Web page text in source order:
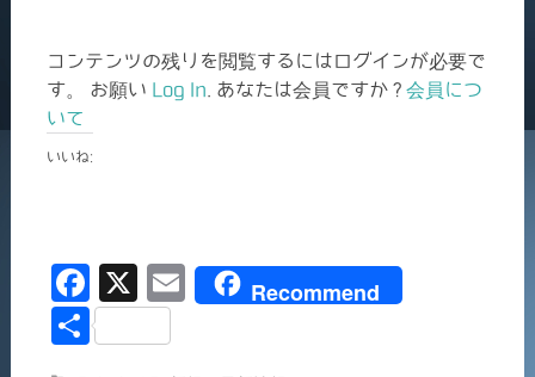
コンテンツの残りを閲覧するにはログインが必要で
す。 お願い Log In . あなたは会員ですか ? 会員につ
いて
いいね:
F
a
X
E
Recommend
共